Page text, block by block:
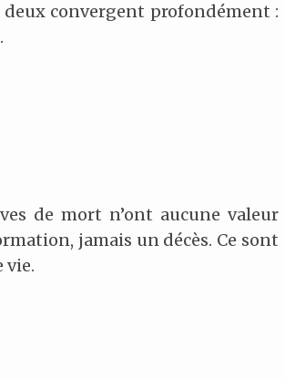
deux convergent profondément :
de mort n’ont aucune valeur
jamais un décès. Ce sont
vie.